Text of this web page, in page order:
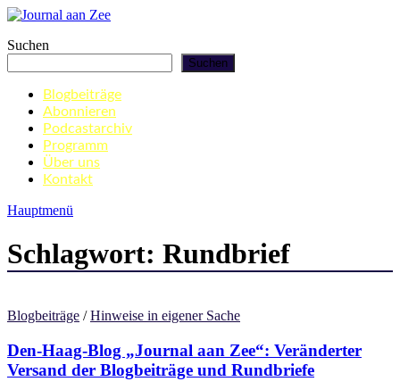
Zum
springen
Journal aan Zee
Suchen
Suchen
Blogbeiträge
Abonnieren
Podcastarchiv
Programm
Über uns
Kontakt
Hauptmenü
Schlagwort: Rundbrief
Blogbeiträge /Hinweise in eigener Sache
Den-Haag-Blog „Journal aan Zee“: Veränderter
Versand der Blogbeiträge und Rundbriefe